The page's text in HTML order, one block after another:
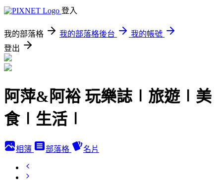
登入
我的部落格 我的部落格後台
我的帳號
登出
阿萍&阿裕 玩樂誌∣旅遊∣美
食∣生活∣
相簿 部落格 名片